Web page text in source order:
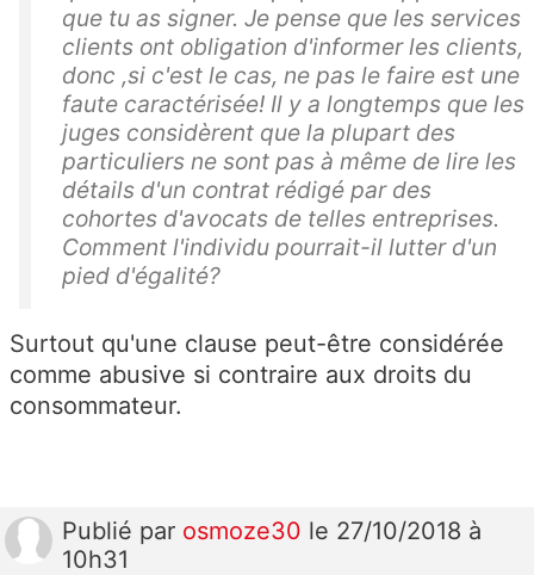
que tu as signer. Je pense que les services
clients ont obligation d'informer les clients,
donc ,si c'est le cas, ne pas le faire est une
faute caractérisée! Il y a longtemps que les
juges considèrent que la plupart des
particuliers ne sont pas à même de lire les
détails d'un contrat rédigé par des
cohortes d'avocats de telles entreprises.
Comment l'individu pourrait-il lutter d'un
pied d'égalité?
Surtout qu'une clause peut-être considérée
comme abusive si contraire aux droits du
consommateur.
Publié par osmoze30 le 27/10/2018 à
10h31